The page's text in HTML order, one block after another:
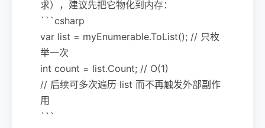
求），建议先把它物化到内存：
```csharp
var list = myEnumerable.ToList(); // 只枚
举一次
int count = list.Count; // O(1)
// 后续可多次遍历 list 而不再触发外部副作
用
```